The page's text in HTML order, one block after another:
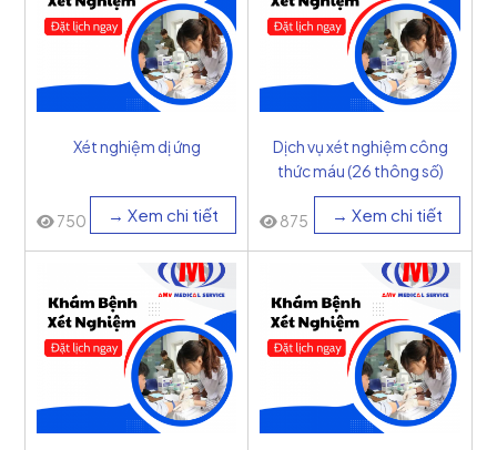
Xét nghiệm dị ứng
750 → Xem chi tiết
Dịch vụ xét nghiệm công
thức máu (26 thông số)
875 → Xem chi tiết